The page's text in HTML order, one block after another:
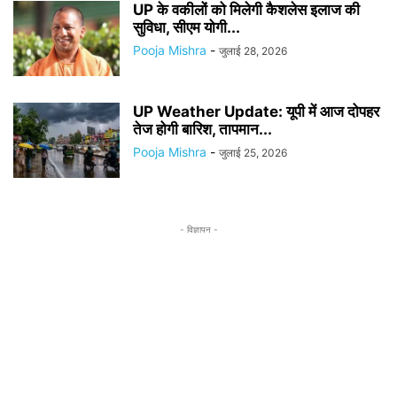
UP के वकीलों को मिलेगी कैशलेस इलाज की
सुविधा, सीएम योगी...
Pooja Mishra - जुलाई 28, 2026
UP Weather Update: यूपी में आज दोपहर
तेज होगी बारिश, तापमान...
Pooja Mishra - जुलाई 25, 2026
- विज्ञापन -